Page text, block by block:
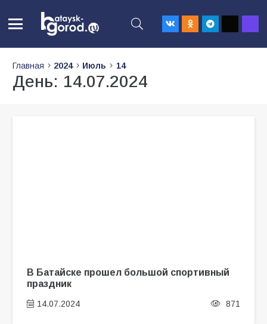
Главная 2024 Июль 14
День: 14.07.2024
В Батайске прошел большой спортивный
праздник
14.07.2024 871